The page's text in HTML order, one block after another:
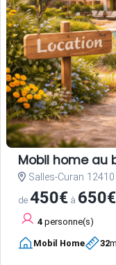
Mobil home au
Salles-Curan 12410
de450€ à 650€
4 personne(s)
Mobil Home 32